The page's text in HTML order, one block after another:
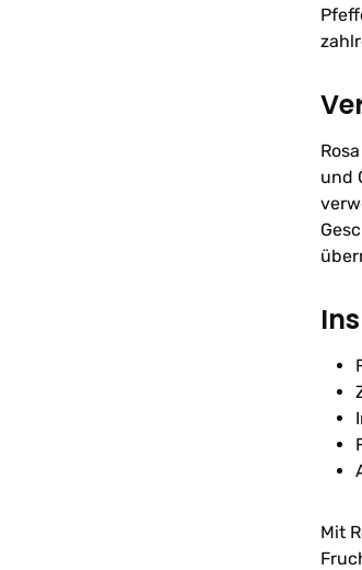
und
Mit